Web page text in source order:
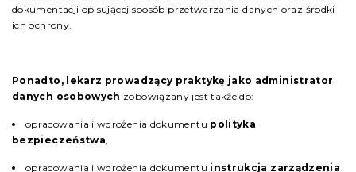
dokumentacji opisującej sposób przetwarzania danych oraz środki
ich ochrony.
Ponadto, lekarz prowadzący praktykę jako administrator
danych osobowych zobowiązany jest także do:
opracowania i wdrożenia dokumentu polityka
bezpieczeństwa,
opracowania i wdrożenia dokumentu instrukcja zarządzenia